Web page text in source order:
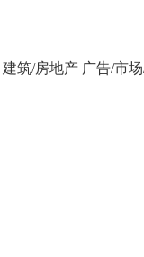
建筑/房地产 广告/市